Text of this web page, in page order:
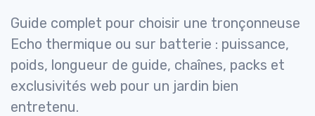
Guide complet pour choisir une tronçonneuse
Echo thermique ou sur batterie : puissance,
poids, longueur de guide, chaînes, packs et
exclusivités web pour un jardin bien
entretenu.